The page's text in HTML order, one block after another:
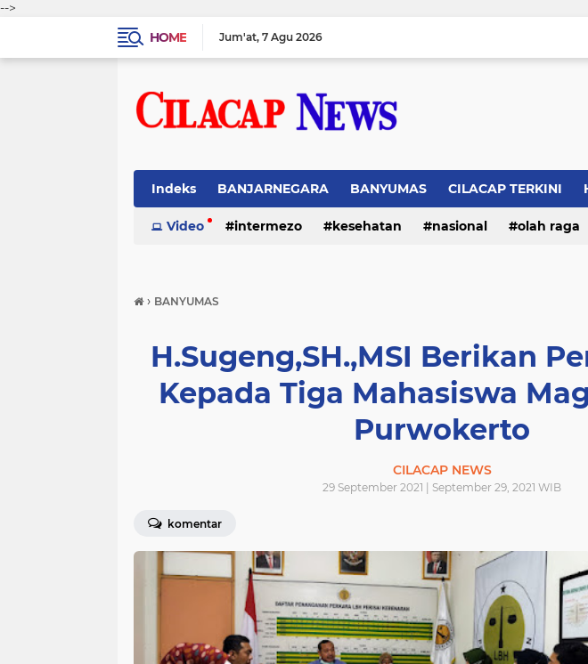
-->
HOME
Jum'at 7 Agu 2026
Indeks BANJARNEGARA BANYUMAS CILACAP TERKINI
Video intermezo kesehatan nasional olah raga
› BANYUMAS
H.Sugeng,SH.,MSI Berikan
Kepada Tiga Mahasiswa
Purwokerto
CILACAP NEWS
29 September 2021 | September 29, 2021 WIB
komentar